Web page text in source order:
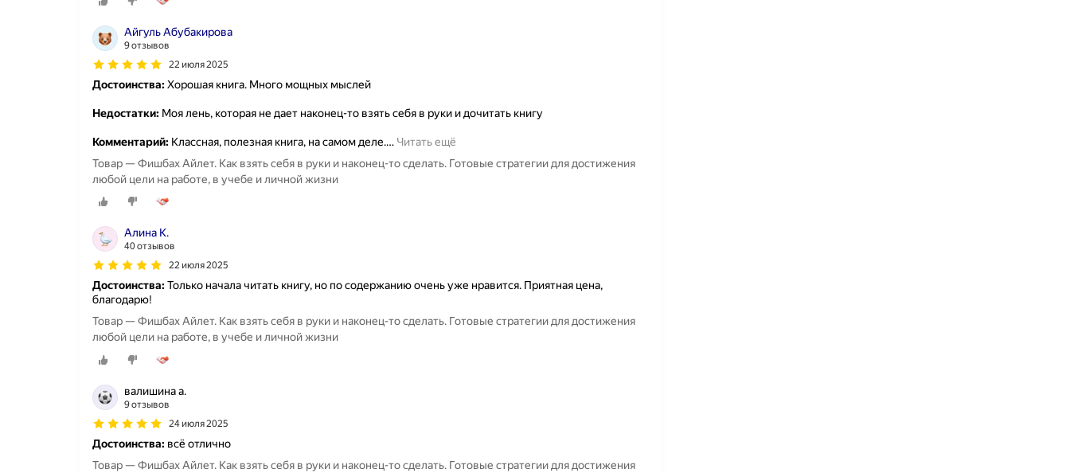
Айгуль Абубакирова
9 отзывов
22 июля 2025
Достоинства:Хорошая книга. Много мощных мыслей
Недостатки: Моя лень, которая не дает наконец-то взять себя в руки и дочитать книгу
Комментарий: Классная, полезная книга, на самом деле.… Читать ещё
Товар — Фишбах Айлет. Как взять себя в руки и наконец-то сделать. Готовые стратегии для достижения
любой цели на работе, в учебе и личной жизни
Алина К.
40 отзывов
22 июля 2025
Достоинства:Только начала читать книгу, но по содержанию очень уже нравится. Приятная цена,
благодарю!
Товар — Фишбах Айлет. Как взять себя в руки и наконец-то сделать. Готовые стратегии для достижения
любой цели на работе, в учебе и личной жизни
валишина а.
9 отзывов
24 июля 2025
Достоинства: всё отлично
Товар — Фишбах Айлет. Как взять себя в руки и наконец-то сделать. Готовые стратегии для достижения